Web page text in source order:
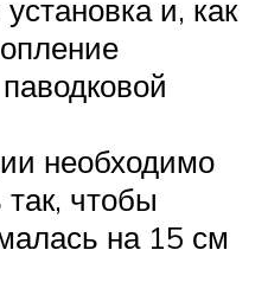
и, как
необходимо
так, чтобы
на 15 см